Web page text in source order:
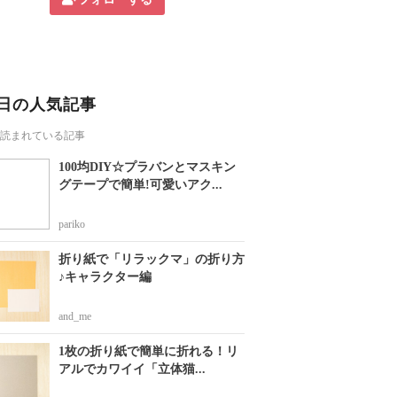
の人気記事
まれている記事
100均DIY☆プラバンとマスキン
グテープで簡単!可愛いアク...
pariko
折り紙で「リラックマ」の折り方
♪キャラクター編
and_me
1枚の折り紙で簡単に折れる！リ
アルでカワイイ「立体猫...